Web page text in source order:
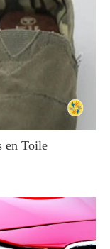
en Toile